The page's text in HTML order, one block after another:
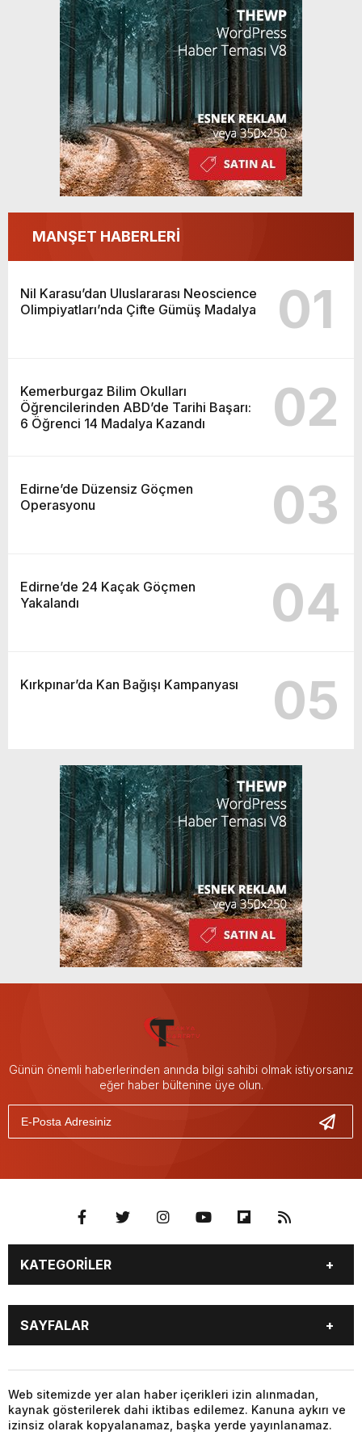
MANŞET HABERLERİ
Nil Karasu’dan Uluslararası Neoscience
Olimpiyatları’nda Çifte Gümüş Madalya
01
Kemerburgaz Bilim Okulları
Öğrencilerinden ABD’de Tarihi Başarı:
6 Öğrenci 14 Madalya Kazandı
02
Edirne’de Düzensiz Göçmen
Operasyonu
03
Edirne’de 24 Kaçak Göçmen
Yakalandı
04
Kırkpınar’da Kan Bağışı Kampanyası 05
Günün önemli haberlerinden anında bilgi sahibi olmak istiyorsanız
eğer haber bültenine üye olun.
KATEGORİLER
GÜNDEM
SEKTÖR ÖZEL
DÜNYA
EKONOMİ
SPOR
SAYFALAR
DÜNYA
SİYASET
EKONOMİ
SPOR
Web sitemizde yer alan haber içerikleri izin alınmadan,
kaynak gösterilerek dahi iktibas edilemez. Kanuna aykırı ve
izinsiz olarak kopyalanamaz, başka yerde yayınlanamaz.